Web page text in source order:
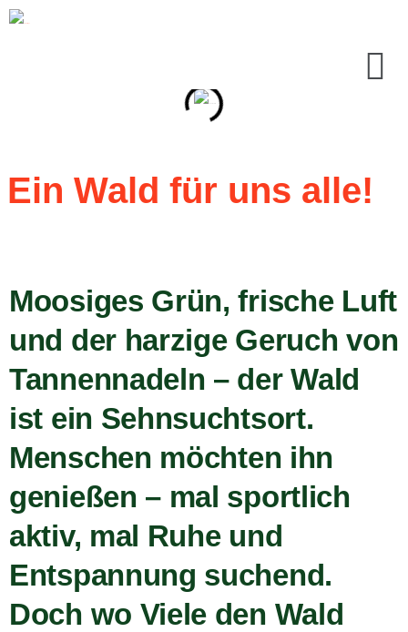
Ein Wald für uns alle!
Moosiges Grün, frische Luft
und der harzige Geruch von
Tannennadeln – der Wald
ist ein Sehnsuchtsort.
Menschen möchten ihn
genießen – mal sportlich
aktiv, mal Ruhe und
Entspannung suchend.
Doch wo Viele den Wald